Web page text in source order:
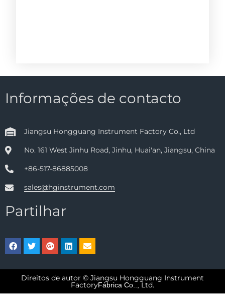
Informações de contacto
Jiangsu Hongguang Instrument Factory Co., Ltd
No. 161 West Jinhu Road, Jinhu, Huai'an, Jiangsu, China
+86-517-86885008
sales@hginstrument.com
Partilhar
Direitos de autor © Jiangsu Hongguang Instrument
FactoryFábrica Co.., Ltd.